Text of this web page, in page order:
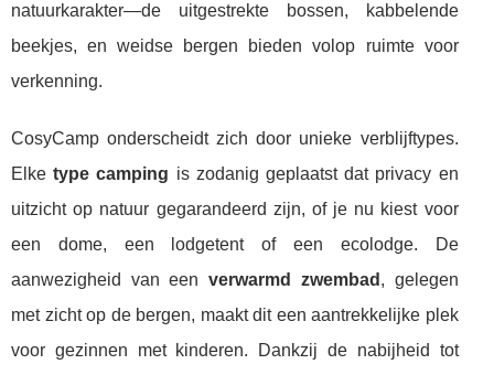
natuurkarakter—de uitgestrekte bossen, kabbelende
beekjes, en weidse bergen bieden volop ruimte voor
verkenning.
CosyCamp onderscheidt zich door unieke verblijftypes.
Elketype camping is zodanig geplaatst dat privacy en
uitzicht op natuur gegarandeerd zijn, of je nu kiest voor
een dome, een lodgetent of een ecolodge. De
aanwezigheid van eenverwarmd zwembad , gelegen
met zicht op de bergen, maakt dit een aantrekkelijke plek
voor gezinnen met kinderen. Dankzij de nabijheid tot